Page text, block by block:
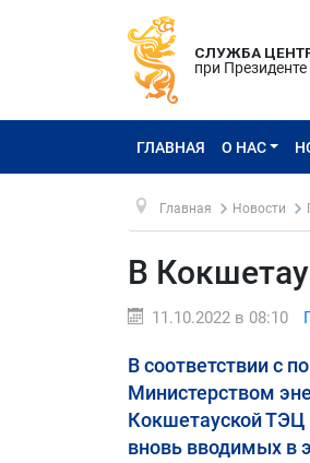
СЛУЖБА
при
ГЛАВНАЯ О НАС
Главная Новости
В
11.10.2022 в 08:10
В соответствии с
Министерством
Кокшетауской ТЭЦ
вновь вводимых в